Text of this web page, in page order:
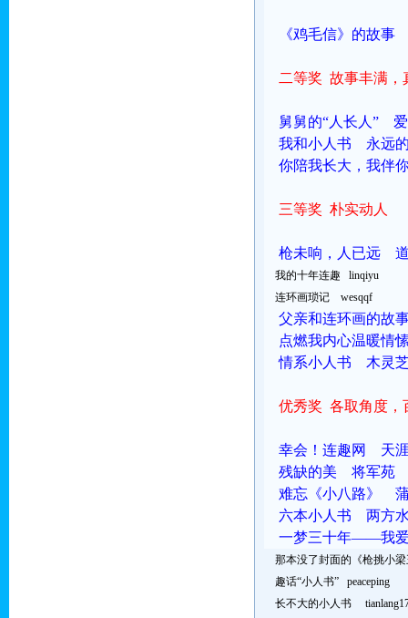
《鸡毛信》的故事
二等奖 故事丰满，
舅舅的“人长人”
我和小人书 永远
你陪我长大，我伴
三等奖 朴实动人
枪未响，人已远
我的十年连趣 linqiyu
连环画琐记 wesqqf
父亲和连环画的
点燃我内心温暖情
情系小人书 木灵
优秀奖 各取角度，
幸会！连趣网
残缺的美 将军苑
难忘《小八路》
六本小人书 两方
一梦三十年——我
那本没了封面的《枪挑小
趣话“小人书” peaceping
长不大的小人书